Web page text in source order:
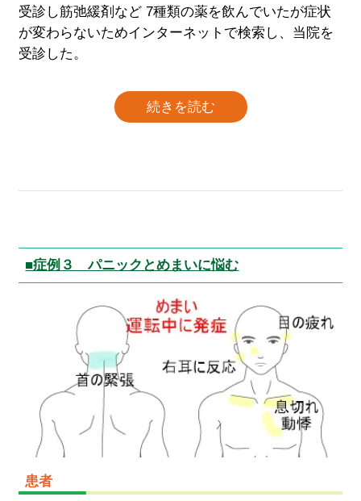
受診し筋弛緩剤など 7種類の薬を飲んでいたが症状
が変わらないためインターネットで検索し、当院を
受診した。
続きを読む
■症例３ パニックとめまいに悩む
患者